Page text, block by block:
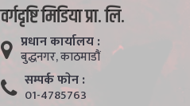
वर्गदृष्टि मिडिया प्रा. लि.
प्रधान कार्यालय :
बुद्धनगर, काठमाडाैं
सम्पर्क फाेन :
01-4785763